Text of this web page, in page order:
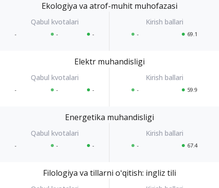
Ekologiya va atrof-muhit muhofazasi
- - - - 69.1
Elektr muhandisligi
- - - - 59.9
Energetika muhandisligi
- - - - 67.4
Filologiya va tillarni oʻqitish: ingliz tili